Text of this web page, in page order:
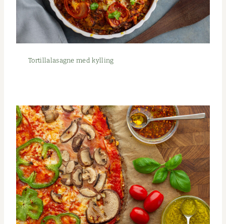
Tor­tillalasagne med kylling